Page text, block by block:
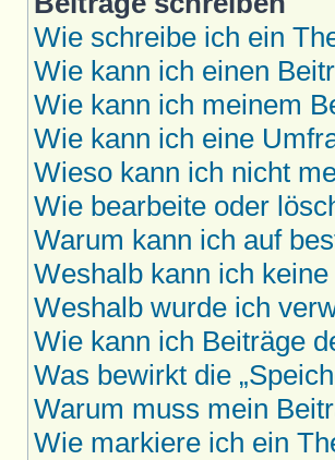
Wie schreibe ich ein
Wie kann ich einen
Wie kann ich meinem
Wie kann ich eine
Wieso kann ich nicht
Wie bearbeite oder
Warum kann ich auf
Weshalb kann ich
Weshalb wurde ich
Wie kann ich Beiträge
Was bewirkt die
Warum muss mein
Wie markiere ich ein